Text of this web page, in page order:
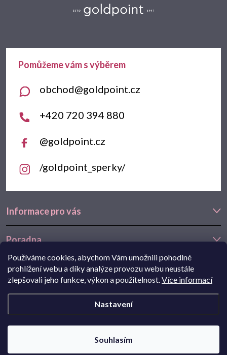
Používáme cookies, abychom Vám umožnili pohodlné
prohlížení webu a díky analýze provozu webu neustále
zlepšovali jeho funkce, výkon a použitelnost.Více informací
Nastavení
Souhlasím
a
Informace pro vás
Poradna
Často hledáte
obchod@goldpoint.cz
+420 720 394 880
@goldpoint.cz
/goldpoint_sperky/
Pohání Shoptet
Navštivte také náš e-shop Goldstore.cz:zlaté náušnice,dětské
náušnice z bílého zlata